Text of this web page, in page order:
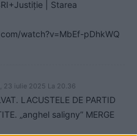
| Starea
watch?v=MbEf-pDhkWQ
23 iulie 2025 La 20.36
LACUSTELE DE PARTID
„anghel saligny” MERGE